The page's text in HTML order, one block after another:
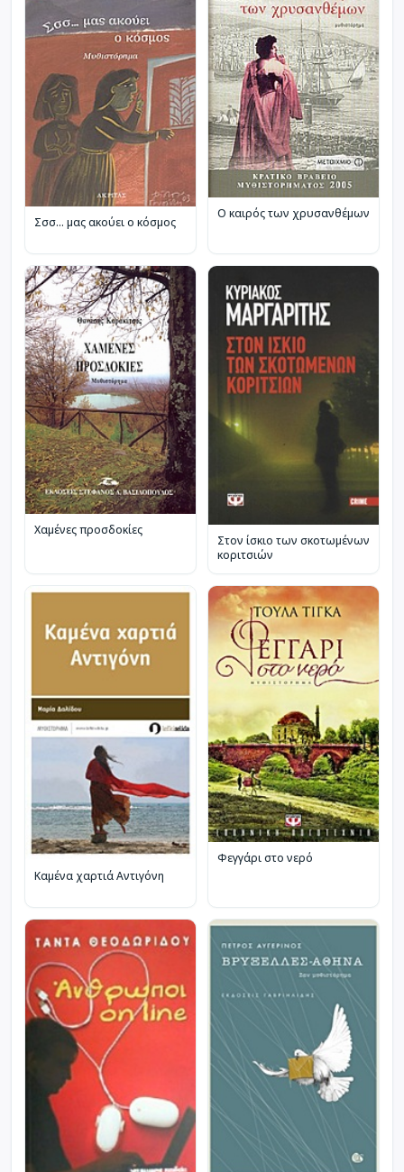
Σσσ... μας ακούει ο κόσμος
Ο καιρός των χρυσανθέμων
Χαμένες προσδοκίες
Στον ίσκιο των σκοτωμένων
κοριτσιών
Καμένα χαρτιά Αντιγόνη
Φεγγάρι στο νερό